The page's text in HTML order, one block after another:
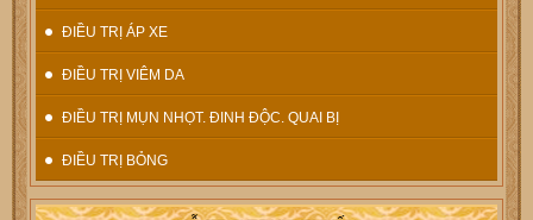
ĐIỀU TRỊ ÁP XE
ĐIỀU TRỊ VIÊM DA
ĐIỀU TRỊ MỤN NHỌT. ĐINH ĐỘC. QUAI BỊ
ĐIỀU TRỊ BỎNG